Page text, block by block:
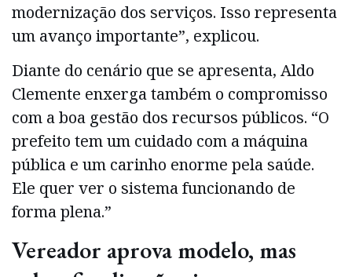
modernização dos serviços. Isso representa
um avanço importante”, explicou.
Diante do cenário que se apresenta, Aldo
Clemente enxerga também o compromisso
com a boa gestão dos recursos públicos. “O
prefeito tem um cuidado com a máquina
pública e um carinho enorme pela saúde.
Ele quer ver o sistema funcionando de
forma plena.”
Vereador aprova modelo, mas